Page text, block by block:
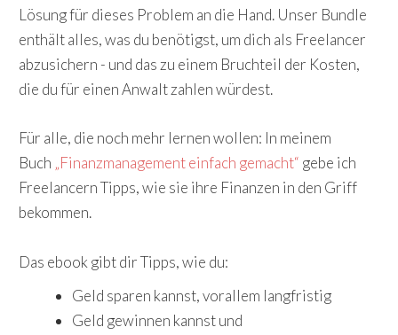
Lösung für dieses Problem an die Hand. Unser Bundle
enthält alles, was du benötigst, um dich als Freelancer
abzusichern - und das zu einem Bruchteil der Kosten,
die du für einen Anwalt zahlen würdest.
Für alle, die noch mehr lernen wollen: In meinem
Buch „Finanzmanagement einfach gemacht“ gebe ich
Freelancern Tipps, wie sie ihre Finanzen in den Griff
bekommen.
Das ebook gibt dir Tipps, wie du:
Geld sparen kannst, vorallem langfristig
Geld gewinnen kannst und